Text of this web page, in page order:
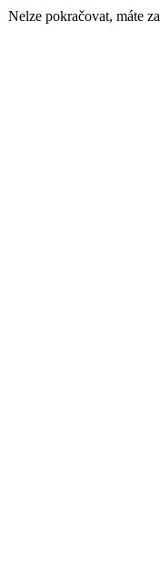
Nelze pokračovat, máte